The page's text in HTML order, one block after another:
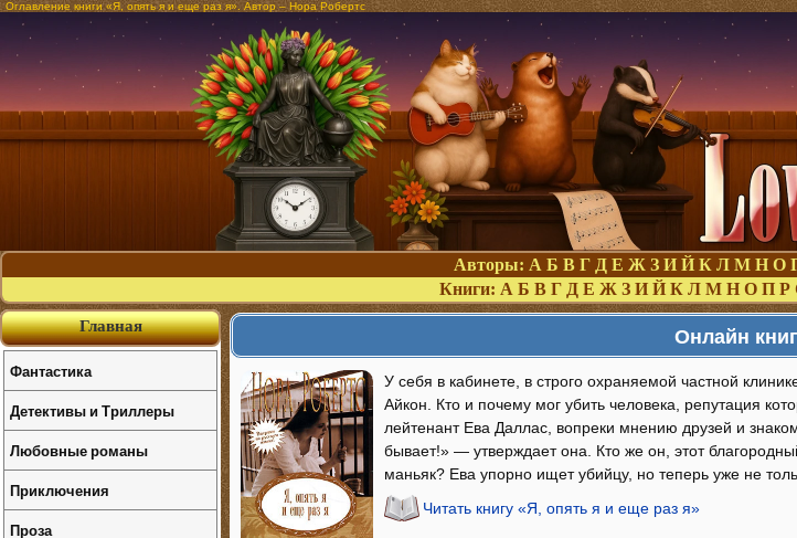
Оглавление книги «Я, опять я и еще раз я». Автор – Нора Робертс
Авторы: А Б В Г Д Е Ж З И Й К Л М Н О
Книги: А Б В Г Д Е Ж З И Й К Л М Н О П Р
Онлайн
У себя в кабинете, в строго охраняемой частной
Айкон. Кто и почему мог убить человека, репутация
лейтенант Ева Даллас, вопреки мнению друзей и
бывает!» — утверждает она. Кто же он, этот
маньяк? Ева упорно ищет убийцу, но теперь уже не
Читать книгу «Я, опять я и еще раз я»
Главная
Фантастика
Детективы и Триллеры
Любовные романы
Приключения
Проза